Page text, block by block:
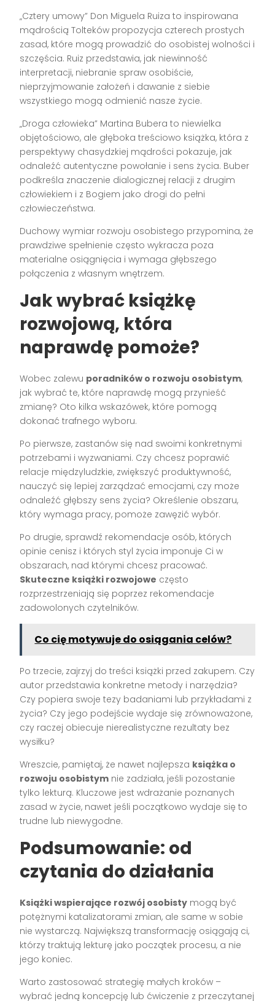
„Cztery umowy” Don Miguela Ruiza to inspirowana
mądrością Tolteków propozycja czterech prostych
zasad, które mogą prowadzić do osobistej wolności i
szczęścia. Ruiz przedstawia, jak niewinność
interpretacji, niebranie spraw osobiście,
nieprzyjmowanie założeń i dawanie z siebie
wszystkiego mogą odmienić nasze życie.
„Droga człowieka” Martina Bubera to niewielka
objętościowo, ale głęboka treściowo książka, która z
perspektywy chasydzkiej mądrości pokazuje, jak
odnaleźć autentyczne powołanie i sens życia. Buber
podkreśla znaczenie dialogicznej relacji z drugim
człowiekiem i z Bogiem jako drogi do pełni
człowieczeństwa.
Duchowy wymiar rozwoju osobistego przypomina, że
prawdziwe spełnienie często wykracza poza
materialne osiągnięcia i wymaga głębszego
połączenia z własnym wnętrzem.
Jak wybrać książkę
rozwojową, która
naprawdę pomoże?
Wobec zalewu poradników o rozwoju osobistym,
jak wybrać te, które naprawdę mogą przynieść
zmianę? Oto kilka wskazówek, które pomogą
dokonać trafnego wyboru.
Po pierwsze, zastanów się nad swoimi konkretnymi
potrzebami i wyzwaniami. Czy chcesz poprawić
relacje międzyludzkie, zwiększyć produktywność,
nauczyć się lepiej zarządzać emocjami, czy może
odnaleźć głębszy sens życia? Określenie obszaru,
który wymaga pracy, pomoże zawęzić wybór.
Po drugie, sprawdź rekomendacje osób, których
opinie cenisz i których styl życia imponuje Ci w
obszarach, nad którymi chcesz pracować.
Skuteczne książki rozwojowe często
rozprzestrzeniają się poprzez rekomendacje
zadowolonych czytelników.
Co cię motywuje do osiągania celów?
Po trzecie, zajrzyj do treści książki przed zakupem. Czy
autor przedstawia konkretne metody i narzędzia?
Czy popiera swoje tezy badaniami lub przykładami z
życia? Czy jego podejście wydaje się zrównoważone,
czy raczej obiecuje nierealistyczne rezultaty bez
wysiłku?
Wreszcie, pamiętaj, że nawet najlepsza książka o
rozwoju osobistym nie zadziała, jeśli pozostanie
tylko lekturą. Kluczowe jest wdrażanie poznanych
zasad w życie, nawet jeśli początkowo wydaje się to
trudne lub niewygodne.
Podsumowanie: od
czytania do działania
Książki wspierające rozwój osobisty mogą być
potężnymi katalizatorami zmian, ale same w sobie
nie wystarczą. Największą transformację osiągają ci,
którzy traktują lekturę jako początek procesu, a nie
jego koniec.
Warto zastosować strategię małych kroków –
wybrać jedną koncepcję lub ćwiczenie z przeczytanej